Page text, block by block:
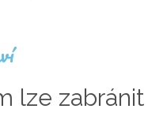
lze zabránit